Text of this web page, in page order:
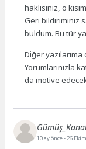
haklısınız, o
Geri bildiriminiz
buldum. Bu tür
Diğer
Yorumlarınızla
da motive
10 ay önce- 26